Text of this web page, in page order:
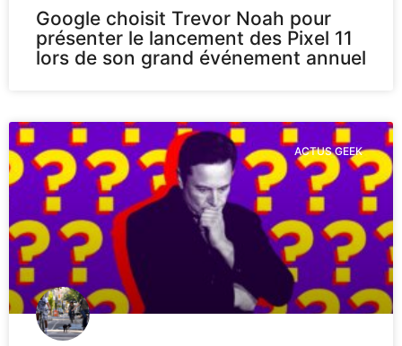
Google choisit Trevor Noah pour
présenter le lancement des Pixel 11
lors de son grand événement annuel
ACTUS GEEK